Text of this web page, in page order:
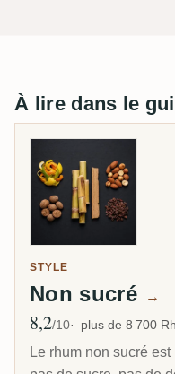
À lire dans le
STYLE
Non sucré →
Note moyenne
8,2/10 plus de 8 700
Le rhum non sucré